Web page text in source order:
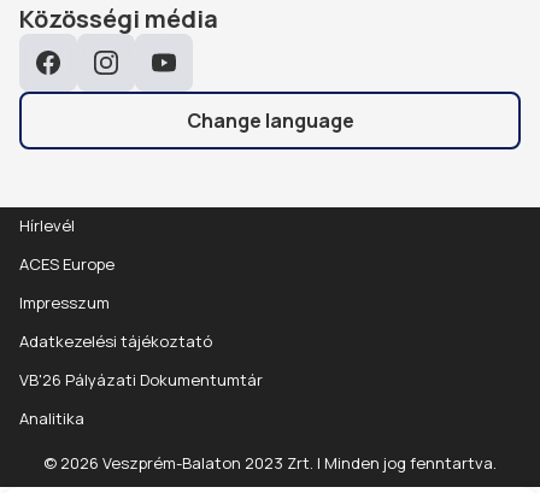
Közösségi média
FacebookInstagramYouTube
Change language
© 2026 Veszprém-Balaton 2023 Zrt. | Minden jog fenntartva.
Hírlevél
ACES Europe
Impresszum
Adatkezelési tájékoztató
VB'26 Pályázati Dokumentumtár
Analitika